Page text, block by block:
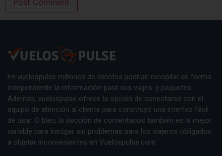
En vuelospulse millones de clientes podrían recopilar de forma
independiente la información para sus viajes. y paquetes.
Además, vuelospulse ofrece la opción de conectarse con el
equipo de atención al cliente para construyó una interfaz fácil
de usar. O bien, la sección de comentarios también es la mejor
variable para instigar sin problemas para los viajeros obligados
a objetar inconvenientes en Vuelospulse.com.